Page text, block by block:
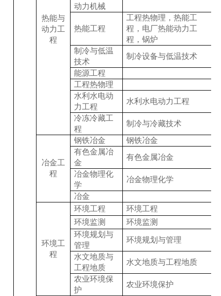
热能与
动力工
程
动力机械
热能工程
工程热物理，热能工
程，电厂热能动力工
程，锅炉
制冷与低温
技术
制冷设备与低温技术
能源工程
工程热物理
水利水电动
力工程
水利水电动力工程
冷冻冷藏工
程
制冷与冷藏技术
冶金工
程
钢铁冶金
钢铁冶金
有色金属冶
金
有色金属冶金
冶金物理化
学
冶金物理化学
冶金
环境工
程
环境工程
环境工程
环境监测
环境监测
环境规划与
管理
环境规划与管理
水文地质与
工程地质
水文地质与工程地质
农业环境保
护
农业环境保护